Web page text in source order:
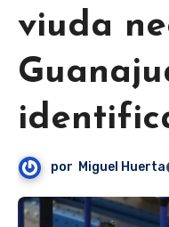
viuda
por Miguel Huerta